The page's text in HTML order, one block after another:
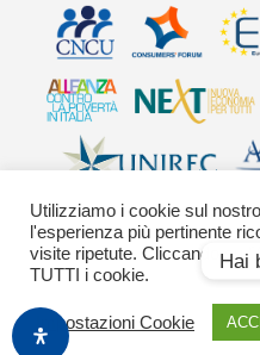
42020755-9
42020755
Utilizziamo i cookie sul
l'esperienza più pertinente
visite ripetute. Cliccando su
TUTTI i cookie.
Impostazioni Cookie
Hai